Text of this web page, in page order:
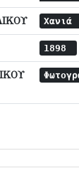
Χανιά
1898